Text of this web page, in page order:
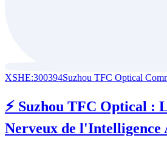
XSHE:300394Suzhou TFC Optical
⚡ Suzhou TFC Optical :
Nerveux de